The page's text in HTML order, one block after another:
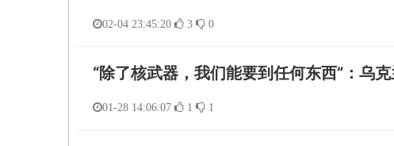
02-04 23:45:20 3 0
“除了核武器，我们能要到任何东西”：乌
01-28 14:06:07 1 1